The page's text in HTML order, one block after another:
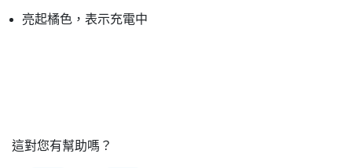
亮起橘色，表示充電中
這對您有幫助嗎？